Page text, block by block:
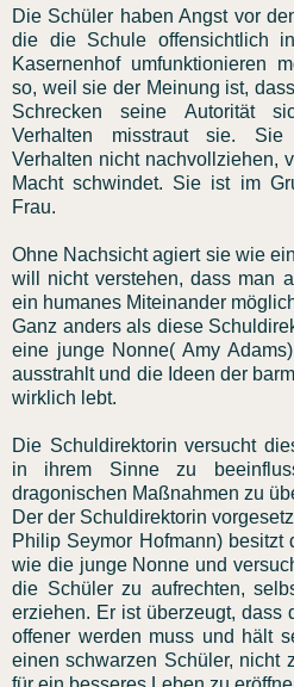
Die Schüler haben Angst vor
die die Schule offensichtlich
Kasernenhof umfunktionieren
so, weil sie der Meinung ist,
Schrecken seine Autorität
Verhalten misstraut sie.
Verhalten nicht nachvollziehen,
Macht schwindet. Sie ist im
Frau.
Ohne Nachsicht agiert sie wie
will nicht verstehen, dass man
ein humanes Miteinander
Ganz anders als diese
eine junge Nonne( Amy
ausstrahlt und die Ideen der
wirklich lebt.
Die Schuldirektorin versucht
in ihrem Sinne zu
dragonischen Maßnahmen zu
Der der Schuldirektorin
Philip Seymor Hofmann) besitzt
wie die junge Nonne und
die Schüler zu aufrechten,
erziehen. Er ist überzeugt, dass
offener werden muss und hält
einen schwarzen Schüler, nicht